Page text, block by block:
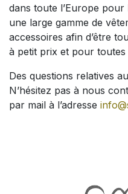
dans toute l’Europe
une large gamme de
accessoires afin d’être
à petit prix et pour toutes
Des questions relatives
N’hésitez pas à nous
par mail à l’adresse